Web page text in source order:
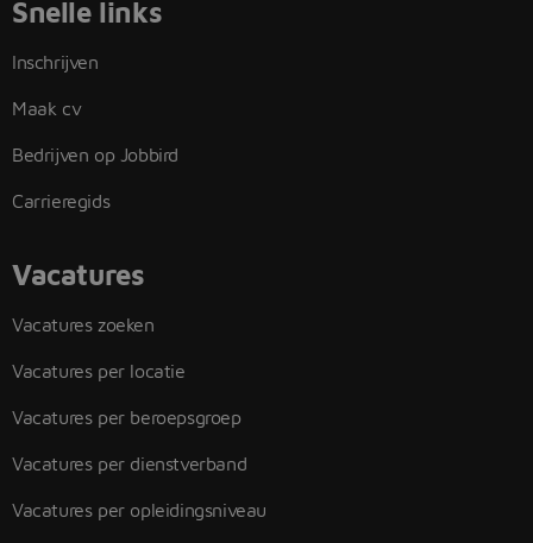
Snelle links
Inschrijven
Maak cv
Bedrijven op Jobbird
Carrieregids
Vacatures
Vacatures zoeken
Vacatures per locatie
Vacatures per beroepsgroep
Vacatures per dienstverband
Vacatures per opleidingsniveau